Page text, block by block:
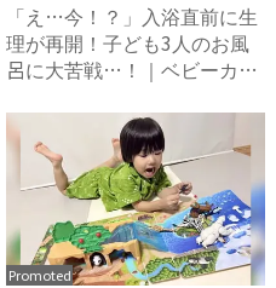
「え…今！？」入浴直前に生
理が再開！子ども3人のお風
呂に大苦戦…！｜ベビーカレ
Promoted